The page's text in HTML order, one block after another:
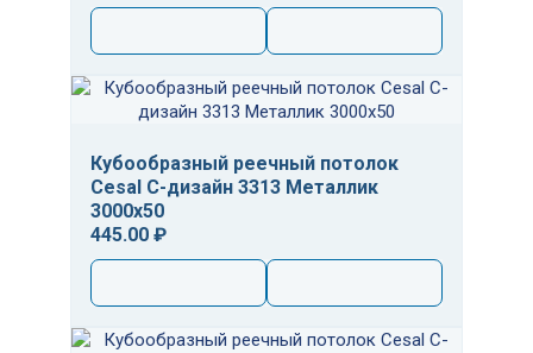
Кубообразный реечный потолок
Cesal C-дизайн 3313 Металлик
3000х50
445.00 ₽